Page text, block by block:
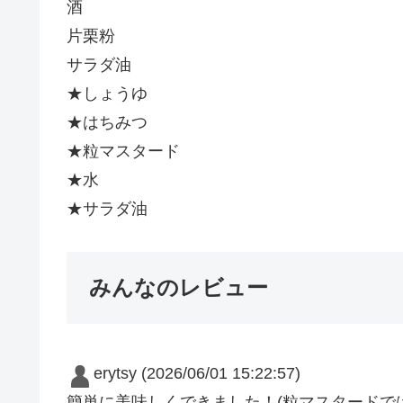
酒
片栗粉
サラダ油
★しょうゆ
★はちみつ
★粒マスタード
★水
★サラダ油
みんなのレビュー
erytsy (2026/06/01 15:22:57)